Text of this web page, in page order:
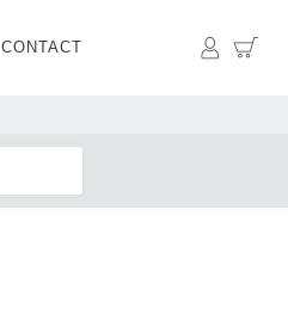
CONTACT マイペ